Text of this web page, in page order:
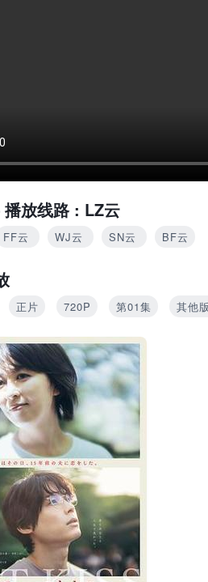
播放线路 : LZ云
FF云 WJ云 SN云 BF云
正片 720P 第01集 其他